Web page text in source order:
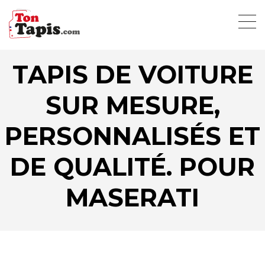
TAPIS DE VOITURE
SUR MESURE,
PERSONNALISÉS ET
DE QUALITÉ. POUR
MASERATI